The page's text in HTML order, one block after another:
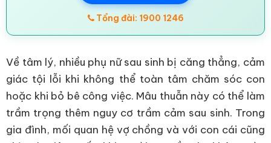
Tổng đài: 1900 1246
Về tâm lý, nhiều phụ nữ sau sinh bị căng thẳng, cảm
giác tội lỗi khi không thể toàn tâm chăm sóc con
hoặc khi bỏ bê công việc. Mâu thuẫn này có thể làm
trầm trọng thêm nguy cơ trầm cảm sau sinh. Trong
gia đình, mối quan hệ vợ chồng và với con cái cũng